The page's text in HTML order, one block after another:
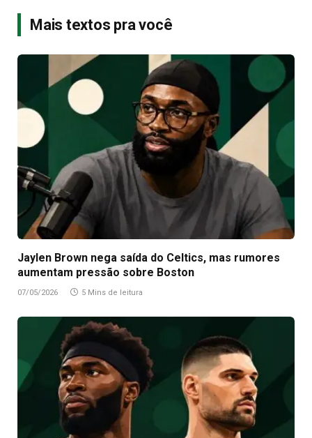
Mais textos pra você
Jaylen Brown nega saída do Celtics, mas rumores
aumentam pressão sobre Boston
07/05/2026 5 Mins de leitura